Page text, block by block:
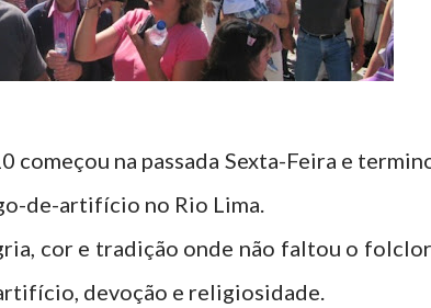
começou na passada Sexta-Feira e
de-artifício no Rio Lima.
cor e tradição onde não faltou o
devoção e religiosidade.